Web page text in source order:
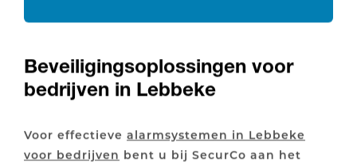
Beveiligingsoplossingen voor
bedrijven in Lebbeke
Voor effectieve alarmsystemen in Lebbeke
voor bedrijven bent u bij SecurCo aan het